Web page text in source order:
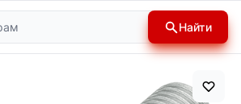
Найти